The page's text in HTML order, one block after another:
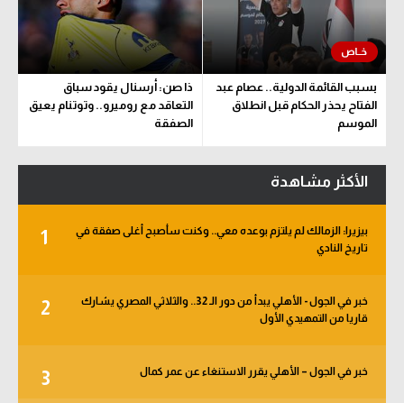
بسبب القائمة الدولية.. عصام عبد
الفتاح يحذر الحكام قبل انطلاق
الموسم
ذا صن: أرسنال يقود سباق
التعاقد مع روميرو.. وتوتنام يعيق
الصفقة
الأكثر مشاهدة
1
بيزيرا: الزمالك لم يلتزم بوعده معي.. وكنت سأصبح أغلى صفقة في
تاريخ النادي
2
خبر في الجول - الأهلي يبدأ من دور الـ 32.. والثلاثي المصري يشارك
قاريا من التمهيدي الأول
3 خبر في الجول – الأهلي يقرر الاستنغاء عن عمر كمال